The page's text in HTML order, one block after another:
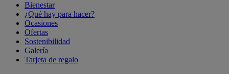
Bienestar
¿Qué hay para hacer?
Ocasiones
Ofertas
Sostenibilidad
Galería
Tarjeta de regalo